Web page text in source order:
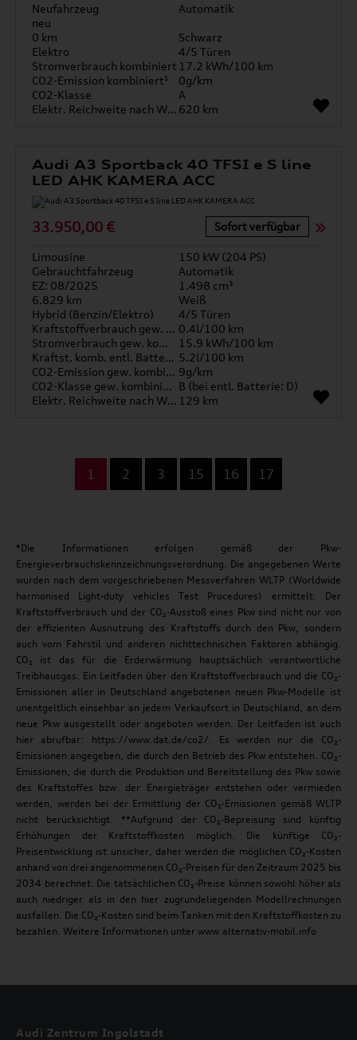
Neufahrzeug
Automatik
neu
0 km
Schwarz
Elektro
4/5 Türen
Stromverbrauch kombiniert 17.2 kWh/100 km
CO2-Emission kombiniert¹
0g/km
CO2-Klasse
A
Elektr. Reichweite nach WLTP* 620 km
Audi A3 Sportback 40 TFSI e S line
LED AHK KAMERA ACC
33.950,00 € Sofort verfügbar
Limousine
150 kW (204 PS)
Gebrauchtfahrzeug
Automatik
EZ: 08/2025
1.498 cm³
6.829 km
Weiß
Hybrid (Benzin/Elektro)
4/5 Türen
Kraftstoffverbrauch gew. kombiniert 0.4l/100 km
Stromverbrauch gew. kombiniert
15.9 kWh/100 km
Kraftst. komb. entl. Batterie 5.2l/100 km
CO2-Emission gew. kombiniert 9g/km
CO2-Klasse gew. kombiniert B (bei entl. Batterie: D)
Elektr. Reichweite nach WLTP* 129 km
1 2 3 15 16 17
*Die Informationen erfolgen gemäß der Pkw-
Energieverbrauchskennzeichnungsverordnung. Die angegebenen Werte
wurden nach dem vorgeschriebenen Messverfahren WLTP (Worldwide
harmonised Light-duty vehicles Test Procedures) ermittelt. Der
Kraftstoffverbrauch und der CO₂-Ausstoß eines Pkw sind nicht nur von
der effizienten Ausnutzung des Kraftstoffs durch den Pkw, sondern
auch vom Fahrstil und anderen nichttechnischen Faktoren abhängig.
CO₂ ist das für die Erderwärmung hauptsächlich verantwortliche
Treibhausgas. Ein Leitfaden über den Kraftstoffverbrauch und die CO₂-
Emissionen aller in Deutschland angebotenen neuen Pkw-Modelle ist
unentgeltlich einsehbar an jedem Verkaufsort in Deutschland, an dem
neue Pkw ausgestellt oder angeboten werden. Der Leitfaden ist auch
hier abrufbar: https://www.dat.de/co2/. Es werden nur die CO₂-
Emissionen angegeben, die durch den Betrieb des Pkw entstehen. CO₂-
Emissionen, die durch die Produktion und Bereitstellung des Pkw sowie
des Kraftstoffes bzw. der Energieträger entstehen oder vermieden
werden, werden bei der Ermittlung der CO₂-Emissionen gemäß WLTP
nicht berücksichtigt. **Aufgrund der CO₂-Bepreisung sind künftig
Erhöhungen der Kraftstoffkosten möglich. Die künftige CO₂-
Preisentwicklung ist unsicher, daher werden die möglichen CO₂-Kosten
anhand von drei angenommenen CO₂-Preisen für den Zeitraum 2025 bis
2034 berechnet. Die tatsächlichen CO₂-Preise können sowohl höher als
auch niedriger als in den hier zugrundeliegenden Modellrechnungen
ausfallen. Die CO₂-Kosten sind beim Tanken mit den Kraftstoffkosten zu
bezahlen. Weitere Informationen unter www.alternativ-mobil.info
Audi Zentrum Ingolstadt